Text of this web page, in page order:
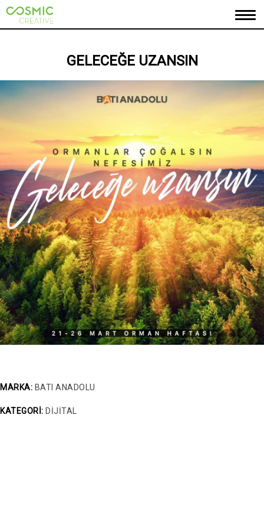
PORTFOLYO
İLETİŞİM
GELECEĞE UZANSIN
MARKA: BATI ANADOLU
KATEGORİ: DİJİTAL